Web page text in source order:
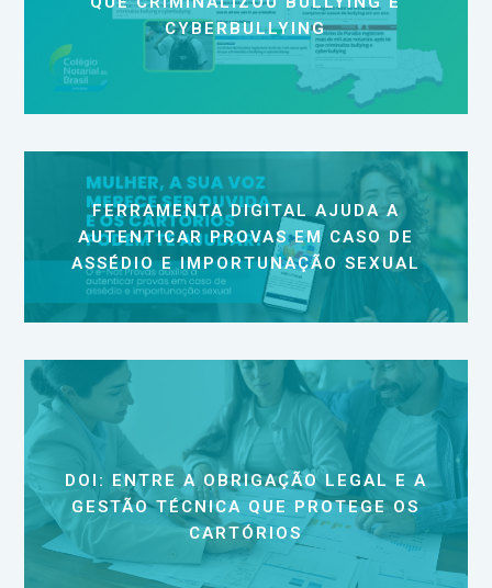
CYBERBULLYING
FERRAMENTA DIGITAL AJUDA A
AUTENTICAR PROVAS EM CASO DE
ASSÉDIO E IMPORTUNAÇÃO SEXUAL
DOI: ENTRE A OBRIGAÇÃO LEGAL E A
GESTÃO TÉCNICA QUE PROTEGE OS
CARTÓRIOS